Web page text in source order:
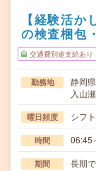
【経験活
の検査梱包
交通費別途支給あり
勤務地
静岡
入山
曜日頻度 シフ
時間 06:45
期間 長期